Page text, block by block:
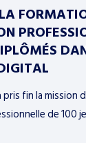
pris fin la mission
de 100